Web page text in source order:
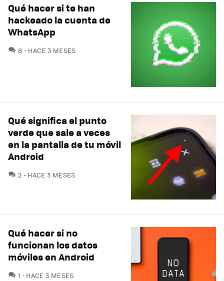
Qué hacer si te han
hackeado la cuenta de
WhatsApp
8 COMENTARIOS
HACE 3 MESES
Qué significa el punto
verde que sale a veces
en la pantalla de tu móvil
Android
2 COMENTARIOS
HACE 3 MESES
Qué hacer si no
funcionan los datos
móviles en Android
1 COMENTARIOS
HACE 3 MESES